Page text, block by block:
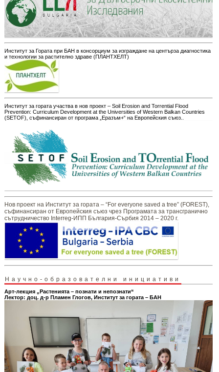
Институт за Гората при БАН в консорциум за изграждане на центърза диагностика
и технологии за растително здраве (ПЛАНТХЕЛТ)
Институт за гората участва в нов проект – Soil Erosion and Torrential Flood
Prevention: Curriculum Development at the Universities of Western Balkan Countries
(SETOF), съфинансиран от програма „Еразъм+“ на Европейския съюз..
Нов проект на Институт за гората – “For everyone saved a tree” (FOREST),
съфинансиран от Европейския съюз чрез Програмата за трансгранично
сътрудничество Interreg-ИПП България-Сърбия 2014 – 2020 г.
Научно-образователни инициативи
Арт-лекция „Растенията – познати и непознати“
Лектор: доц. д-р Пламен Глогов, Институт за гората – БАН